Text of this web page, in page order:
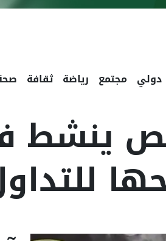
دولي مجتمع رياضة ثقافة
ينشط